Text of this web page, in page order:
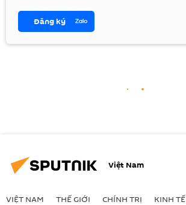
Đăng ký
Việt Nam
VIỆT NAM THẾ GIỚI CHÍNH TRỊ KINH TẾ